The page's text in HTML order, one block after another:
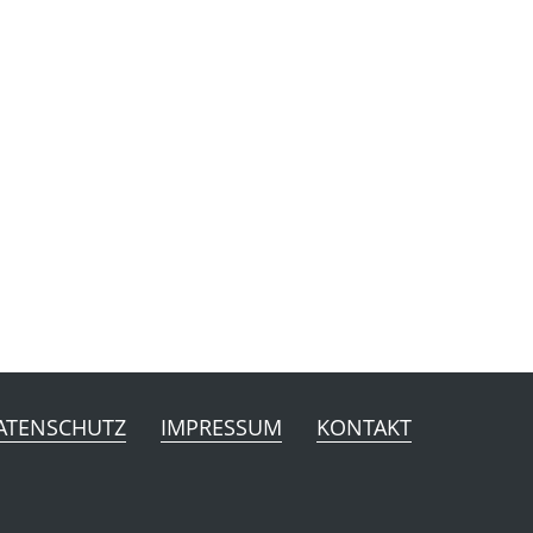
IMPRESSUM KONTAKT